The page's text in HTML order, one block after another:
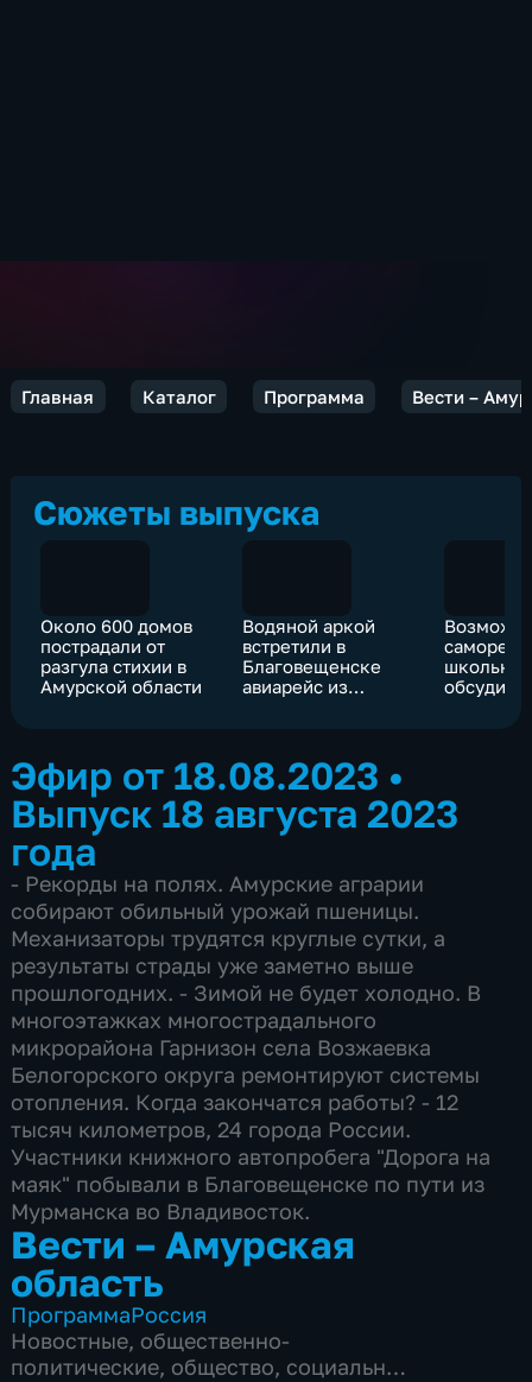
Главная Каталог Программа Вести –
Сюжеты выпуска
Около 600 домов
пострадали от
разгула стихии в
Амурской области
Водяной аркой
встретили в
Благовещенске
авиарейс из
обсудили
Эфир от 18.08.2023 •
Выпуск 18 августа 2023
года
- Рекорды на полях. Амурские аграрии
собирают обильный урожай пшеницы.
Механизаторы трудятся круглые сутки, а
результаты страды уже заметно выше
прошлогодних. - Зимой не будет холодно. В
многоэтажках многострадального
микрорайона Гарнизон села Возжаевка
Белогорского округа ремонтируют системы
отопления. Когда закончатся работы? - 12
тысяч километров, 24 города России.
Участники книжного автопробега "Дорога на
маяк" побывали в Благовещенске по пути из
Мурманска во Владивосток.
Вести – Амурская
область
ПрограммаРоссия
Новостные, общественно-
политические, общество, социально-